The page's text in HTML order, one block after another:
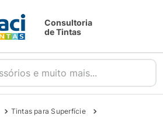
Consultoria
de Tintas
e muito mais...
Tintas para Superfície